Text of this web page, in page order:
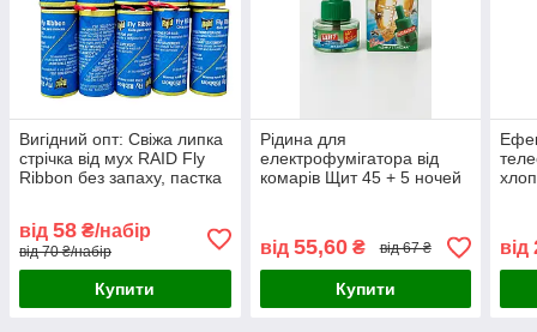
Вигідний опт: Свіжа липка
стрічка від мух RAID Fly
Ribbon без запаху, пастка
від 58 ₴/набір
від 70 ₴/набір
Купити
Рідина для
електрофумігатора від
комарів Щит 45 + 5 ночей
від 55,60₴ від 67 ₴
Купити
від